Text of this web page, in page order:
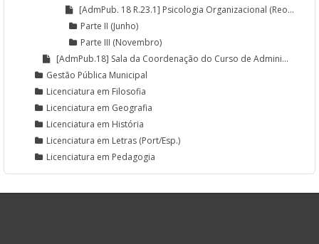
[AdmPub. 18 R.23.1] Psicologia Organizacional (Reo...
Parte II (Junho)
Parte III (Novembro)
[AdmPub.18] Sala da Coordenação do Curso de Admini...
Gestão Pública Municipal
Licenciatura em Filosofia
Licenciatura em Geografia
Licenciatura em História
Licenciatura em Letras (Port/Esp.)
Licenciatura em Pedagogia